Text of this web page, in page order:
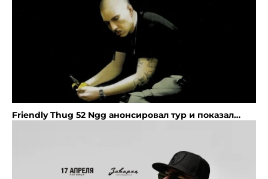
Friendly Thug 52 Ngg анонсировал тур и показал